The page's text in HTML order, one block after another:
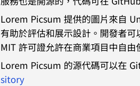
Lorem Picsum 提供的圖片來自
有助於評估和展示設計。開發者
MIT 許可證允許在商業項目中自
Lorem Picsum 的源代碼可以在
sitory